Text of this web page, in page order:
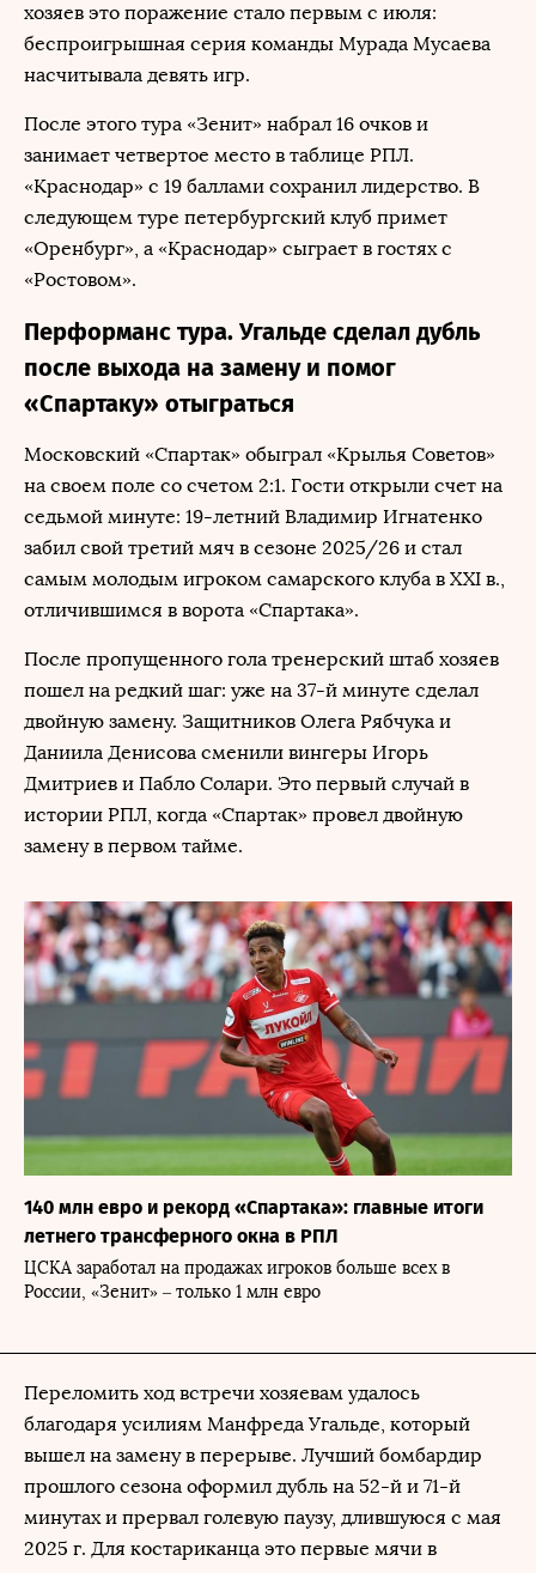
хозяев это поражение стало первым с июля:
беспроигрышная серия команды Мурада Мусаева
насчитывала девять игр.
После этого тура «Зенит» набрал 16 очков и
занимает четвертое место в таблице РПЛ.
«Краснодар» с 19 баллами сохранил лидерство. В
следующем туре петербургский клуб примет
«Оренбург», а «Краснодар» сыграет в гостях с
«Ростовом».
Перформанс тура. Угальде сделал дубль
после выхода на замену и помог
«Спартаку» отыграться
Московский «Спартак» обыграл «Крылья Советов»
на своем поле со счетом 2:1. Гости открыли счет на
седьмой минуте: 19-летний Владимир Игнатенко
забил свой третий мяч в сезоне 2025/26 и стал
самым молодым игроком самарского клуба в XXI в.,
отличившимся в ворота «Спартака».
После пропущенного гола тренерский штаб хозяев
пошел на редкий шаг: уже на 37-й минуте сделал
двойную замену. Защитников Олега Рябчука и
Даниила Денисова сменили вингеры Игорь
Дмитриев и Пабло Солари. Это первый случай в
истории РПЛ, когда «Спартак» провел двойную
замену в первом тайме.
140 млн евро и рекорд «Спартака»: главные итоги
летнего трансферного окна в РПЛ
ЦСКА заработал на продажах игроков больше всех в
России, «Зенит» – только 1 млн евро
Переломить ход встречи хозяевам удалось
благодаря усилиям Манфреда Угальде, который
вышел на замену в перерыве. Лучший бомбардир
прошлого сезона оформил дубль на 52-й и 71-й
минутах и прервал голевую паузу, длившуюся с мая
2025 г. Для костариканца это первые мячи в